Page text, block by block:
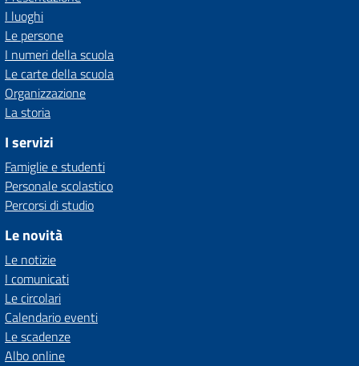
I luoghi
Le persone
I numeri della scuola
Le carte della scuola
Organizzazione
La storia
I servizi
Famiglie e studenti
Personale scolastico
Percorsi di studio
Le novità
Le notizie
I comunicati
Le circolari
Calendario eventi
Le scadenze
Albo online